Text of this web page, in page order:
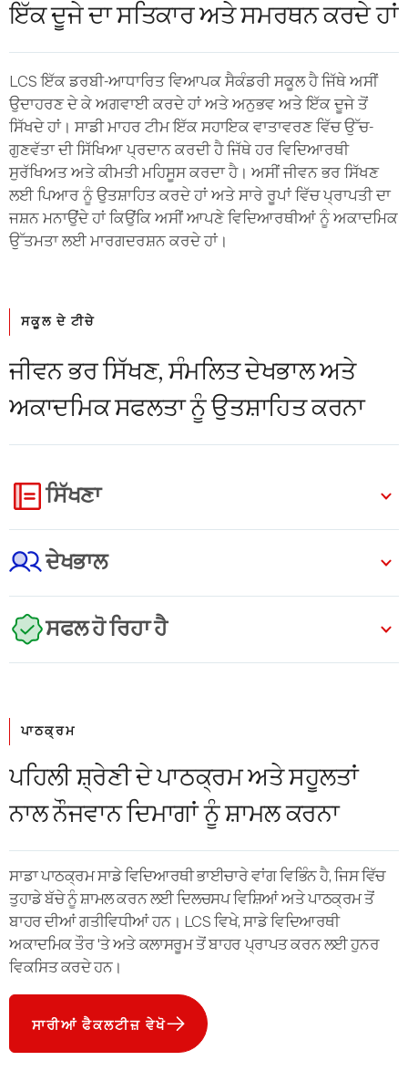
ਇੱਕ ਦੂਜੇ ਦਾ ਸਤਿਕਾਰ ਅਤੇ ਸਮਰਥਨ ਕਰਦੇ ਹਾਂ
LCS ਇੱਕ ਡਰਬੀ-ਆਧਾਰਿਤ ਵਿਆਪਕ ਸੈਕੰਡਰੀ ਸਕੂਲ ਹੈ ਜਿੱਥੇ ਅਸੀਂ
ਉਦਾਹਰਣ ਦੇ ਕੇ ਅਗਵਾਈ ਕਰਦੇ ਹਾਂ ਅਤੇ ਅਨੁਭਵ ਅਤੇ ਇੱਕ ਦੂਜੇ ਤੋਂ
ਸਿੱਖਦੇ ਹਾਂ। ਸਾਡੀ ਮਾਹਰ ਟੀਮ ਇੱਕ ਸਹਾਇਕ ਵਾਤਾਵਰਣ ਵਿੱਚ ਉੱਚ-
ਗੁਣਵੱਤਾ ਦੀ ਸਿੱਖਿਆ ਪ੍ਰਦਾਨ ਕਰਦੀ ਹੈ ਜਿੱਥੇ ਹਰ ਵਿਦਿਆਰਥੀ
ਸੁਰੱਖਿਅਤ ਅਤੇ ਕੀਮਤੀ ਮਹਿਸੂਸ ਕਰਦਾ ਹੈ। ਅਸੀਂ ਜੀਵਨ ਭਰ ਸਿੱਖਣ
ਲਈ ਪਿਆਰ ਨੂੰ ਉਤਸ਼ਾਹਿਤ ਕਰਦੇ ਹਾਂ ਅਤੇ ਸਾਰੇ ਰੂਪਾਂ ਵਿੱਚ ਪ੍ਰਾਪਤੀ ਦਾ
ਜਸ਼ਨ ਮਨਾਉਂਦੇ ਹਾਂ ਕਿਉਂਕਿ ਅਸੀਂ ਆਪਣੇ ਵਿਦਿਆਰਥੀਆਂ ਨੂੰ ਅਕਾਦਮਿਕ
ਉੱਤਮਤਾ ਲਈ ਮਾਰਗਦਰਸ਼ਨ ਕਰਦੇ ਹਾਂ।
ਸਕੂਲ ਦੇ ਟੀਚੇ
ਜੀਵਨ ਭਰ ਸਿੱਖਣ, ਸੰਮਲਿਤ ਦੇਖਭਾਲ ਅਤੇ
ਅਕਾਦਮਿਕ ਸਫਲਤਾ ਨੂੰ ਉਤਸ਼ਾਹਿਤ ਕਰਨਾ
ਸਿੱਖਣਾ
ਦੇਖਭਾਲ
ਸਫਲ ਹੋ ਰਿਹਾ ਹੈ
ਪਾਠਕ੍ਰਮ
ਪਹਿਲੀ ਸ਼੍ਰੇਣੀ ਦੇ ਪਾਠਕ੍ਰਮ ਅਤੇ ਸਹੂਲਤਾਂ
ਨਾਲ ਨੌਜਵਾਨ ਦਿਮਾਗਾਂ ਨੂੰ ਸ਼ਾਮਲ ਕਰਨਾ
ਸਾਡਾ ਪਾਠਕ੍ਰਮ ਸਾਡੇ ਵਿਦਿਆਰਥੀ ਭਾਈਚਾਰੇ ਵਾਂਗ ਵਿਭਿੰਨ ਹੈ, ਜਿਸ ਵਿੱਚ
ਤੁਹਾਡੇ ਬੱਚੇ ਨੂੰ ਸ਼ਾਮਲ ਕਰਨ ਲਈ ਦਿਲਚਸਪ ਵਿਸ਼ਿਆਂ ਅਤੇ ਪਾਠਕ੍ਰਮ ਤੋਂ
ਬਾਹਰ ਦੀਆਂ ਗਤੀਵਿਧੀਆਂ ਹਨ। LCS ਵਿਖੇ, ਸਾਡੇ ਵਿਦਿਆਰਥੀ
ਅਕਾਦਮਿਕ ਤੌਰ 'ਤੇ ਅਤੇ ਕਲਾਸਰੂਮ ਤੋਂ ਬਾਹਰ ਪ੍ਰਾਪਤ ਕਰਨ ਲਈ ਹੁਨਰ
ਵਿਕਸਿਤ ਕਰਦੇ ਹਨ।
ਸਾਰੀਆਂ ਫੈਕਲਟੀਜ਼ ਵੇਖੋ